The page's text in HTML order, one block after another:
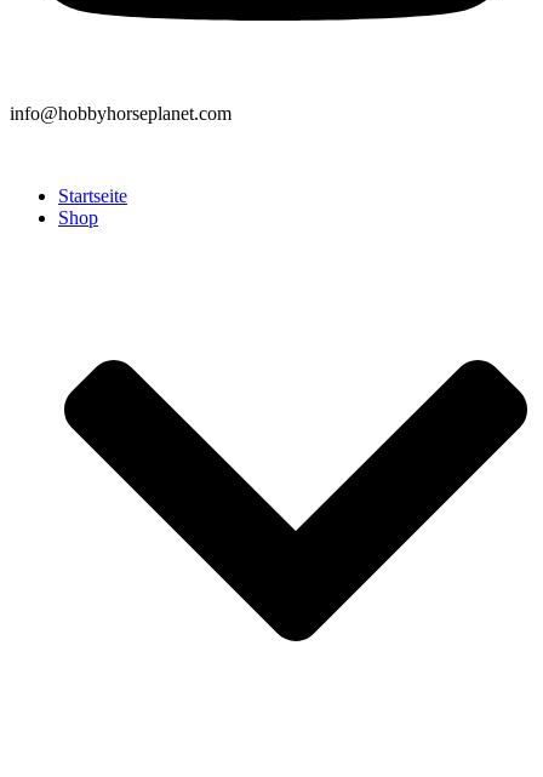
info@hobbyhorseplanet.com
Startseite
Shop